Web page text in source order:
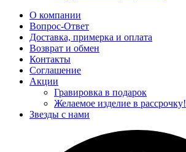
О компании
Вопрос-Ответ
Доставка, примерка и оплата
Возврат и обмен
Контакты
Соглашение
Акции
Гравировка в подарок
Желаемое изделие в рассрочку!
Звезды с нами